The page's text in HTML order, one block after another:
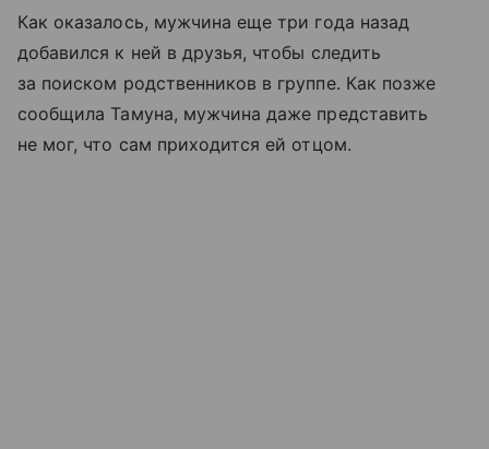
Как оказалось, мужчина еще три года назад
добавился к ней в друзья, чтобы следить
за поиском родственников в группе. Как позже
сообщила Тамуна, мужчина даже представить
не мог, что сам приходится ей отцом.